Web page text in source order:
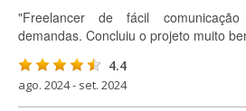
"Freelancer de fácil
demandas. Concluiu o projeto muito
4.4
ago. 2024 - set. 2024